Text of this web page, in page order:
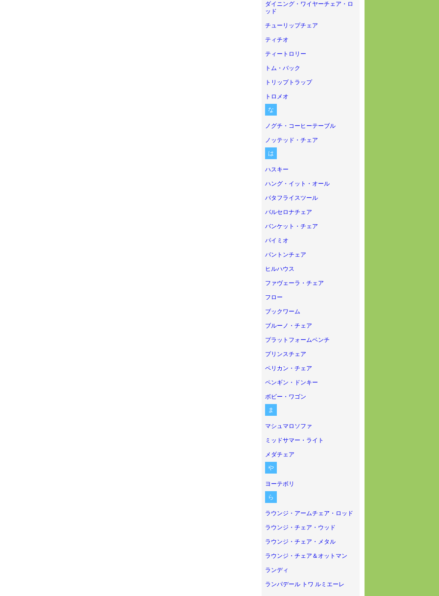
ダイニング・ワイヤーチェア・ロ
ッド
チューリップチェア
ティチオ
ティートロリー
トム・バック
トリップトラップ
トロメオ
な
ノグチ・コーヒーテーブル
ノッテッド・チェア
は
ハスキー
ハング・イット・オール
バタフライスツール
バルセロナチェア
バンケット・チェア
パイミオ
パントンチェア
ヒルハウス
ファヴェーラ・チェア
フロー
ブックワーム
ブルーノ・チェア
プラットフォームベンチ
プリンスチェア
ペリカン・チェア
ペンギン・ドンキー
ボビー・ワゴン
ま
マシュマロソファ
ミッドサマー・ライト
メダチェア
や
ヨーテボリ
ら
ラウンジ・アームチェア・ロッド
ラウンジ・チェア・ウッド
ラウンジ・チェア・メタル
ラウンジ・チェア＆オットマン
ランディ
ランパデール トワ ルミエーレ